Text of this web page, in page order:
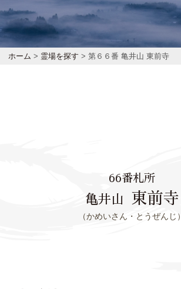
ホーム > 霊場を探す > 第６６番 亀井山 東前寺
66番札所
亀井山 東前寺
（かめいさん・とうぜんじ）